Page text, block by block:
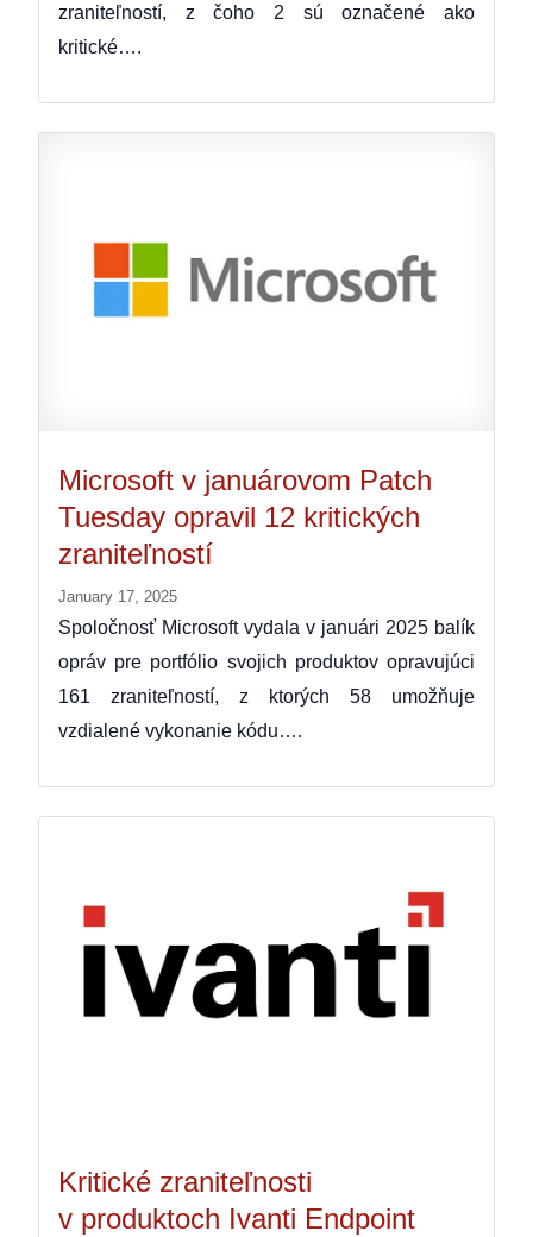
zraniteľností, z čoho 2 sú označené ako
kritické….
Microsoft v januárovom Patch
Tuesday opravil 12 kritických
zraniteľností
January 17, 2025
Spoločnosť Microsoft vydala v januári 2025 balík
opráv pre portfólio svojich produktov opravujúci
161 zraniteľností, z ktorých 58 umožňuje
vzdialené vykonanie kódu….
Kritické zraniteľnosti
v produktoch Ivanti Endpoint